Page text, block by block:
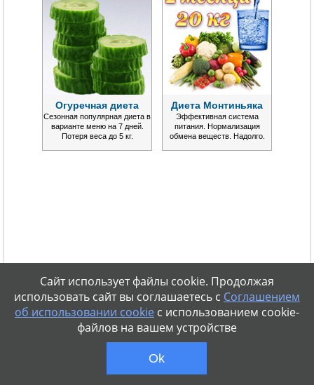
Огуречная диета
Сезонная популярная диета в
варианте меню на 7 дней.
Потеря веса до 5 кг.
Диета Монтиньяка
Эффективная система
питания. Нормализация
обмена веществ. Надолго.
Сайт использует файлы cookie. Продолжая
использовать сайт вы соглашаетесь с Соглашением
об использовании cookieс использованием cookie-
файлов на вашем устройстве
Ok